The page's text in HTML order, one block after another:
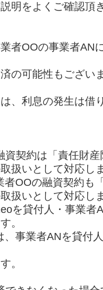
明をよくご確認頂
者OOの事業者AN
の可能性もござい
、利息の発生は借
資契約は「責任財
扱いとして対応し
者OOの融資契約も
扱いとして対応し
を貸付人・事業者
。
、事業者ANを貸付
。